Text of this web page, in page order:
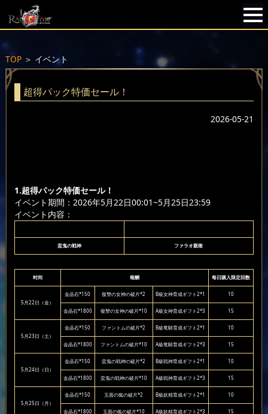
TOP＞ イベント
超得パック特価セール！
2026-05-21
1.超得パック特価セール！
イベント期間：2026年5月22日00:01~5月25日23:59
イベント内容：
蛮鬼の戦神 ファラオ親衛
时间 報酬 每日購入限定回数
5月22日（金）
金晶石*150 復讐の女神の破片*2 B級女神育成ギフト2*1 10
金晶石*1800 復讐の女神の破片*10 A級女神育成ギフト2*3 15
5月23日（土）
金晶石*150 ファントムの破片*2 B級竜騎育成ギフト2*1 10
金晶石*1800 ファントムの破片*10 A級竜騎育成ギフト2*3 15
5月24日（日）
金晶石*150 蛮鬼の戦神の破片*2 B級戦神育成ギフト2*1 10
金晶石*1800 蛮鬼の戦神の破片*10 A級戦神育成ギフト2*3 15
5月25日（月）
金晶石*150 玉面の狐の破片*2 B級妖精育成ギフト2*1 10
金晶石*1800 玉面の狐の破片*10 A級妖精育成ギフト2*3 15